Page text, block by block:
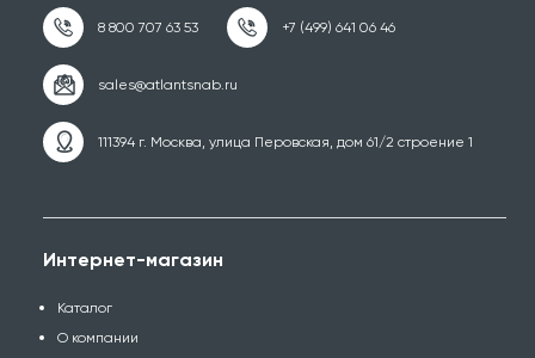
111394 г. Москва, улица Перовская, дом 61/2 строение 1
Интернет-магазин
Каталог
О компании